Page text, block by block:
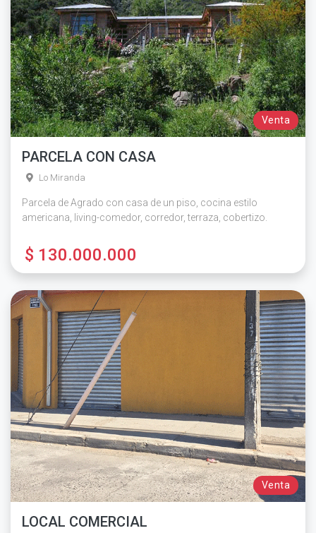
Venta
PARCELA CON CASA
Lo Miranda
Parcela de Agrado con casa de un piso, cocina estilo
americana, living-comedor, corredor, terraza, cobertizo.
$ 130.000.000
Venta
LOCAL COMERCIAL